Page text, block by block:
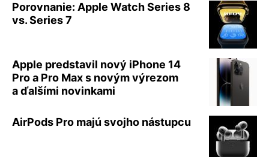
Porovnanie: Apple Watch Series 8
vs. Series 7
Apple predstavil nový iPhone 14
Pro a Pro Max s novým výrezom
a ďalšími novinkami
AirPods Pro majú svojho nástupcu